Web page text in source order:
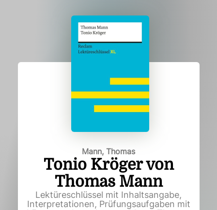
Mann, Thomas
Tonio Kröger von
Thomas Mann
Lektüreschlüssel mit Inhaltsangabe,
Interpretationen, Prüfungsaufgaben mit